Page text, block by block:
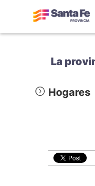
La
Hogares